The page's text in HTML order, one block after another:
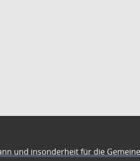
und insonderheit für die